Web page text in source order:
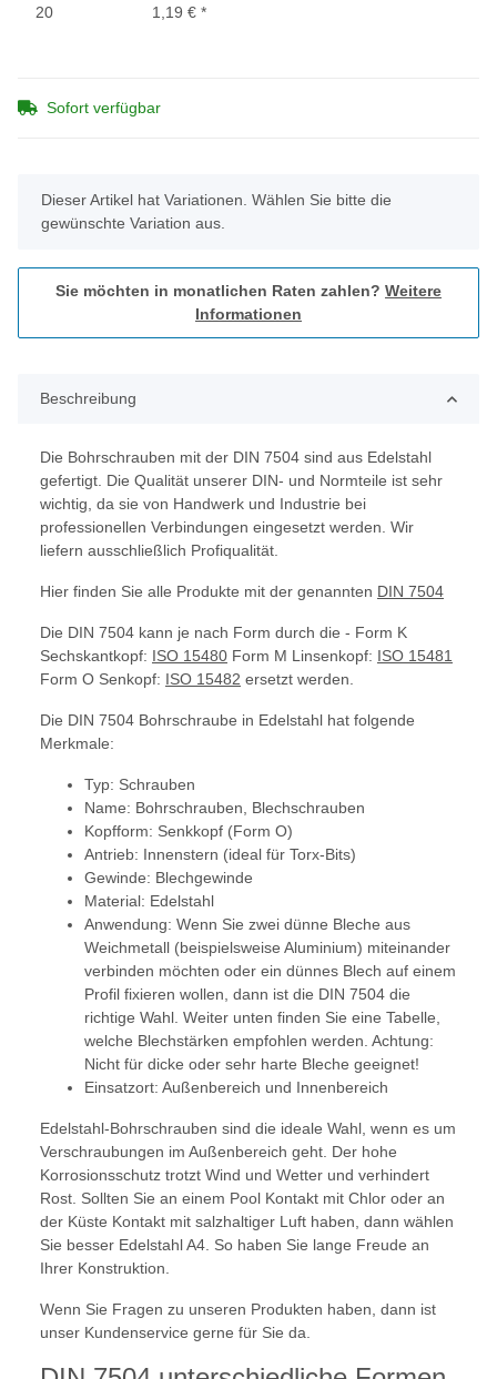
20 1,19 € *
Sofort verfügbar
x
Dieser Artikel hat Variationen. Wählen Sie bitte die
gewünschte Variation aus.
Sie möchten in monatlichen Raten zahlen? Weitere
Informationen
Beschreibung
Die Bohrschrauben mit der DIN 7504 sind aus Edelstahl
gefertigt. Die Qualität unserer DIN- und Normteile ist sehr
wichtig, da sie von Handwerk und Industrie bei
professionellen Verbindungen eingesetzt werden. Wir
liefern ausschließlich Profiqualität.
Hier finden Sie alle Produkte mit der genannten DIN 7504
Die DIN 7504 kann je nach Form durch die - Form K
Sechskantkopf: ISO 15480 Form M Linsenkopf: ISO 15481
Form O Senkopf: ISO 15482 ersetzt werden.
Die DIN 7504 Bohrschraube in Edelstahl hat folgende
Merkmale:
Typ: Schrauben
Name: Bohrschrauben, Blechschrauben
Kopfform: Senkkopf (Form O)
Antrieb: Innenstern (ideal für Torx-Bits)
Gewinde: Blechgewinde
Material: Edelstahl
Anwendung: Wenn Sie zwei dünne Bleche aus
Weichmetall (beispielsweise Aluminium) miteinander
verbinden möchten oder ein dünnes Blech auf einem
Profil fixieren wollen, dann ist die DIN 7504 die
richtige Wahl. Weiter unten finden Sie eine Tabelle,
welche Blechstärken empfohlen werden. Achtung:
Nicht für dicke oder sehr harte Bleche geeignet!
Einsatzort: Außenbereich und Innenbereich
Edelstahl-Bohrschrauben sind die ideale Wahl, wenn es um
Verschraubungen im Außenbereich geht. Der hohe
Korrosionsschutz trotzt Wind und Wetter und verhindert
Rost. Sollten Sie an einem Pool Kontakt mit Chlor oder an
der Küste Kontakt mit salzhaltiger Luft haben, dann wählen
Sie besser Edelstahl A4. So haben Sie lange Freude an
Ihrer Konstruktion.
Wenn Sie Fragen zu unseren Produkten haben, dann ist
unser Kundenservice gerne für Sie da.